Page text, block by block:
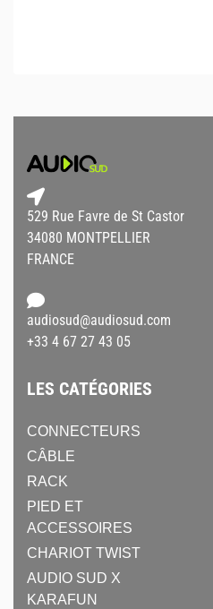
529 Rue Favre de St Castor
34080 MONTPELLIER
FRANCE
audiosud@audiosud.com
+33 4 67 27 43 05
LES CATÉGORIES
CONNECTEURS
CÂBLE
RACK
PIED ET
ACCESSOIRES
CHARIOT TWIST
AUDIO SUD X
KARAFUN